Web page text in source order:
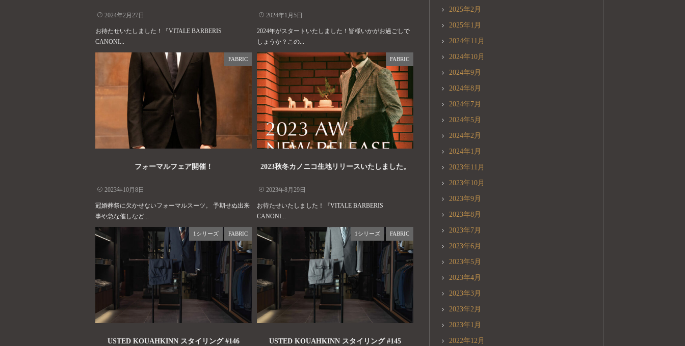
2024年2月27日
お待たせいたしました！『VITALE BARBERIS
CANONI...
2024年1月5日
2024年がスタートいたしました！皆様いかがお過ごしで
しょうか？この...
FABRIC
フォーマルフェア開催！
2023年10月8日
冠婚葬祭に欠かせないフォーマルスーツ。 予期せぬ出来
事や急な催しなど...
FABRIC
2023秋冬カノニコ生地リリースいたしました。
2023年8月29日
お待たせいたしました！『VITALE BARBERIS
CANONI...
1シリーズ FABRIC
USTED KOUAHKINN スタイリング #146
1シリーズ FABRIC
USTED KOUAHKINN スタイリング #145
2025年2月
2025年1月
2024年11月
2024年10月
2024年9月
2024年8月
2024年7月
2024年5月
2024年2月
2024年1月
2023年11月
2023年10月
2023年9月
2023年8月
2023年7月
2023年6月
2023年5月
2023年4月
2023年3月
2023年2月
2023年1月
2022年12月